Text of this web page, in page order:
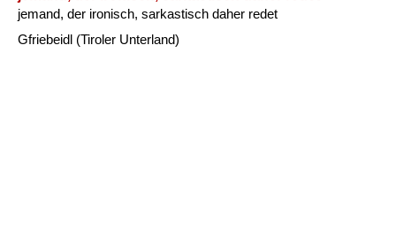
jemand, der ironisch, sarkastisch daher redet
Gfriebeidl (Tiroler Unterland)